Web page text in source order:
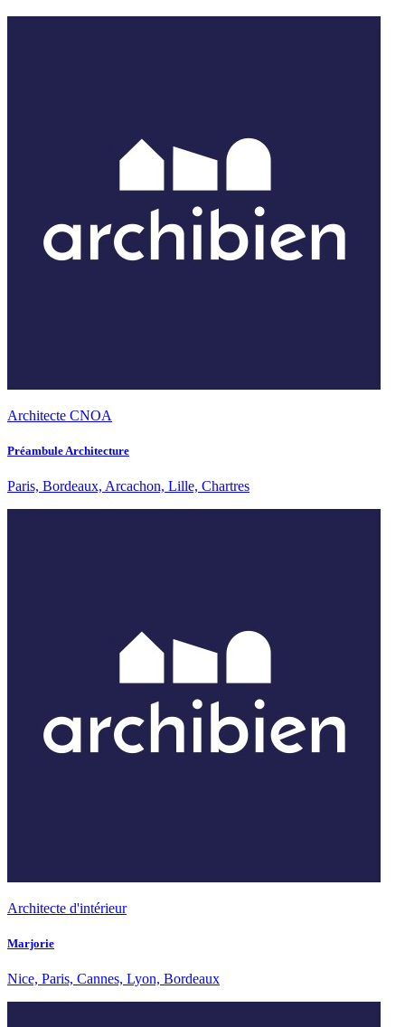
Architecte CNOA
Préambule Architecture
Paris, Bordeaux, Arcachon, Lille, Chartres
Architecte d'intérieur
Marjorie
Nice, Paris, Cannes, Lyon, Bordeaux